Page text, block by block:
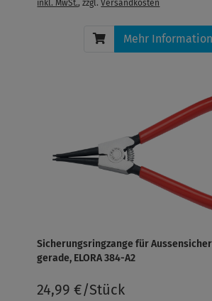
inkl. MwSt., zzgl.Versandkosten
Mehr
Sicherungsringzange für
gerade, ELORA 384-A2
24,99 €/Stück